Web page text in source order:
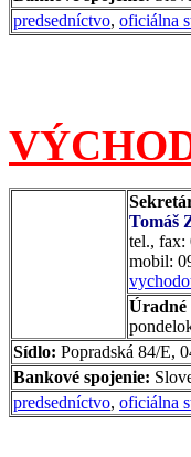
predsedníctvo, oficiálna
Tomáš
tel., fax:
mobil:
Úradné
Sídlo: Popradská 84/E,
Bankové spojenie:
predsedníctvo, oficiálna